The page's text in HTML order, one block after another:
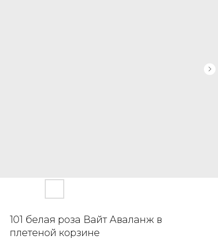
101 белая роза Вайт Аваланж в
плетеной корзине